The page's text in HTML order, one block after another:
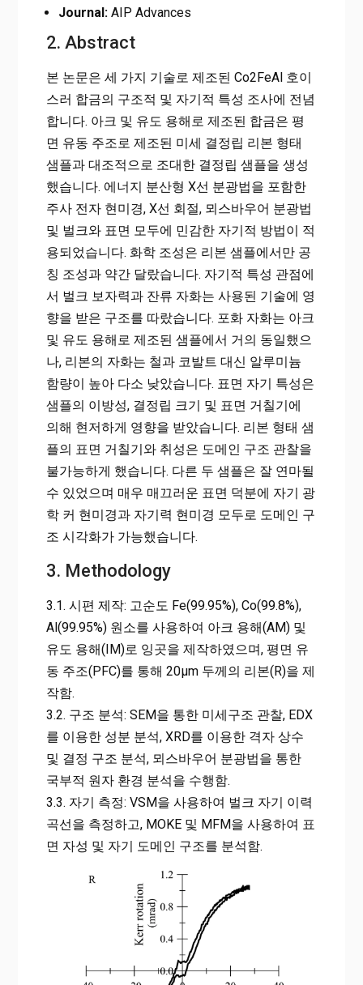
Journal:AIP Advances
2. Abstract
본 논문은 세 가지 기술로 제조된 Co2FeAl 호이
스러 합금의 구조적 및 자기적 특성 조사에 전념
합니다. 아크 및 유도 용해로 제조된 합금은 평
면 유동 주조로 제조된 미세 결정립 리본 형태
샘플과 대조적으로 조대한 결정립 샘플을 생성
했습니다. 에너지 분산형 X선 분광법을 포함한
주사 전자 현미경, X선 회절, 뫼스바우어 분광법
및 벌크와 표면 모두에 민감한 자기적 방법이 적
용되었습니다. 화학 조성은 리본 샘플에서만 공
칭 조성과 약간 달랐습니다. 자기적 특성 관점에
서 벌크 보자력과 잔류 자화는 사용된 기술에 영
향을 받은 구조를 따랐습니다. 포화 자화는 아크
및 유도 용해로 제조된 샘플에서 거의 동일했으
나, 리본의 자화는 철과 코발트 대신 알루미늄
함량이 높아 다소 낮았습니다. 표면 자기 특성은
샘플의 이방성, 결정립 크기 및 표면 거칠기에
의해 현저하게 영향을 받았습니다. 리본 형태 샘
플의 표면 거칠기와 취성은 도메인 구조 관찰을
불가능하게 했습니다. 다른 두 샘플은 잘 연마될
수 있었으며 매우 매끄러운 표면 덕분에 자기 광
학 커 현미경과 자기력 현미경 모두로 도메인 구
조 시각화가 가능했습니다.
3. Methodology
3.1. 시편 제작: 고순도 Fe(99.95%), Co(99.8%),
Al(99.95%) 원소를 사용하여 아크 용해(AM) 및
유도 용해(IM)로 잉곳을 제작하였으며, 평면 유
동 주조(PFC)를 통해 20μm 두께의 리본(R)을 제
작함.
3.2. 구조 분석: SEM을 통한 미세구조 관찰, EDX
를 이용한 성분 분석, XRD를 이용한 격자 상수
및 결정 구조 분석, 뫼스바우어 분광법을 통한
국부적 원자 환경 분석을 수행함.
3.3. 자기 측정: VSM을 사용하여 벌크 자기 이력
곡선을 측정하고, MOKE 및 MFM을 사용하여 표
면 자성 및 자기 도메인 구조를 분석함.